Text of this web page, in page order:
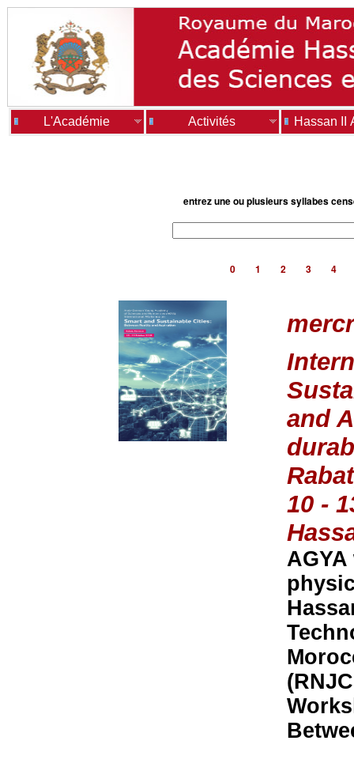
L'Académie Activités Hassan II
entrez une ou plusieurs syllabes
0 1 2 3 4
and
10 -